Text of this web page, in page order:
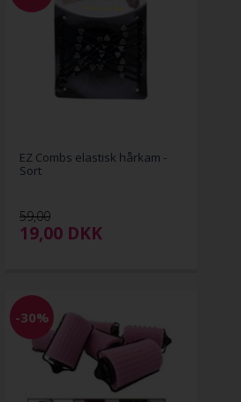
EZ Combs elastisk hårkam -
Sort
59,00
19,00 DKK
-30%